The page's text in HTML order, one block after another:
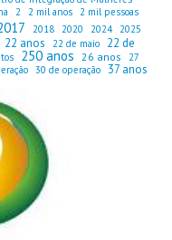
2 2 mil anos 2 mil pessoas
2018 2020 2024
2025
22 anos 22 de maio
22 de
250 anos 26 anos
27
30 de operação 37 anos